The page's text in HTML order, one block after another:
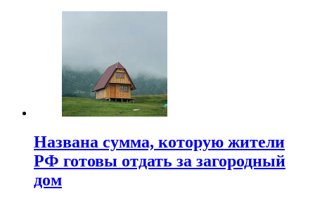
Названа сумма, которую жители
РФ готовы отдать за загородный
дом